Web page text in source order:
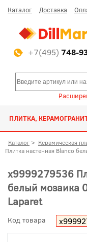
Каталог Доставка
+7(495) 748-
ПЛИТКА,
Каталог > Керамическая
Плитка настенная Blanco
х9999279536
белый мозаика
Laparet
Код товара